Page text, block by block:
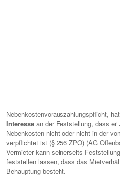
Nebenkostenvorauszahlungspflicht,
Interesse an der Feststellung, dass er
Nebenkosten nicht oder nicht in der
verpflichtet ist (§ 256 ZPO) (AG
Vermieter kann seinerseits
feststellen lassen, dass das
Behauptung besteht.